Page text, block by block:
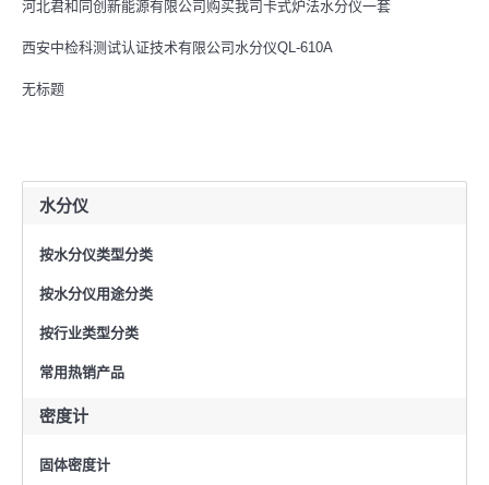
河北君和同创新能源有限公司购买我司卡式炉法水分仪一套
西安中检科测试认证技术有限公司水分仪QL-610A
无标题
水分仪
按水分仪类型分类
按水分仪用途分类
按行业类型分类
常用热销产品
密度计
固体密度计